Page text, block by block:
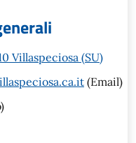
Villaspeciosa (SU)
(Email)